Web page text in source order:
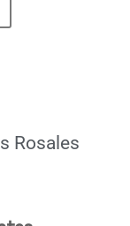
Rosales